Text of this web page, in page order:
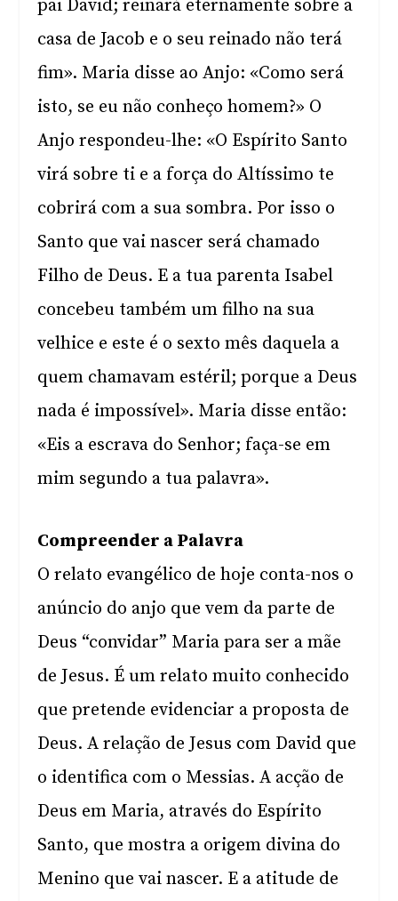
pai David; reinará eternamente sobre a
casa de Jacob e o seu reinado não terá
fim». Maria disse ao Anjo: «Como será
isto, se eu não conheço homem?» O
Anjo respondeu-lhe: «O Espírito Santo
virá sobre ti e a força do Altíssimo te
cobrirá com a sua sombra. Por isso o
Santo que vai nascer será chamado
Filho de Deus. E a tua parenta Isabel
concebeu também um filho na sua
velhice e este é o sexto mês daquela a
quem chamavam estéril; porque a Deus
nada é impossível». Maria disse então:
«Eis a escrava do Senhor; faça-se em
mim segundo a tua palavra».
Compreender a Palavra
O relato evangélico de hoje conta-nos o
anúncio do anjo que vem da parte de
Deus “convidar” Maria para ser a mãe
de Jesus. É um relato muito conhecido
que pretende evidenciar a proposta de
Deus. A relação de Jesus com David que
o identifica com o Messias. A acção de
Deus em Maria, através do Espírito
Santo, que mostra a origem divina do
Menino que vai nascer. E a atitude de